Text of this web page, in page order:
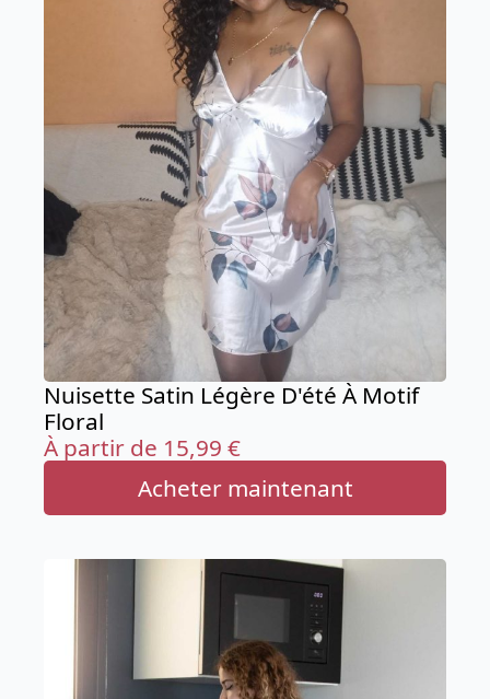
Nuisette Satin Légère D'été À Motif
Floral
À partir de 15,99 €
Acheter maintenant